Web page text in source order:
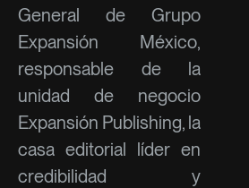
General de Grupo
Expansión México,
responsable de la
unidad de negocio
Expansión Publishing, la
casa editorial líder en
credibilidad y